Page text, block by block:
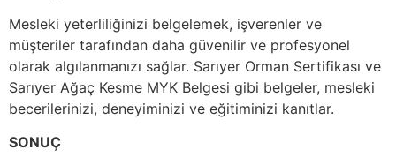
Mesleki yeterliliğinizi belgelemek, işverenler ve
müşteriler tarafından daha güvenilir ve profesyonel
olarak algılanmanızı sağlar. Sarıyer Orman Sertifikası ve
Sarıyer Ağaç Kesme MYK Belgesi gibi belgeler, mesleki
becerilerinizi, deneyiminizi ve eğitiminizi kanıtlar.
SONUÇ